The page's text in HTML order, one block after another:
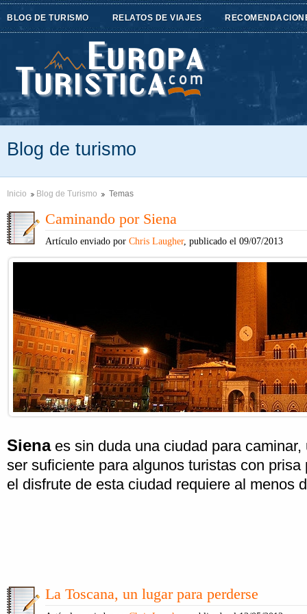
BLOG DE TURISMO RELATOS DE VIAJES
Blog de turismo
Inicio Blog de Turismo Temas
Caminando por Siena
Artículo enviado por Chris Laugher, publicado el 09/07/2013
Sienaes sin duda una ciudad para caminar,
ser suficiente para algunos turistas con prisa
el disfrute de esta ciudad requiere al menos
La Toscana, un lugar para perderse